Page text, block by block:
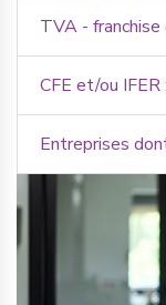
TVA - franchise
CFE et/ou
Entreprises